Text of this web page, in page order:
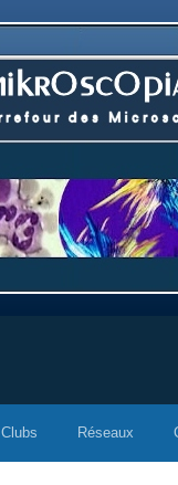
Clubs Réseaux